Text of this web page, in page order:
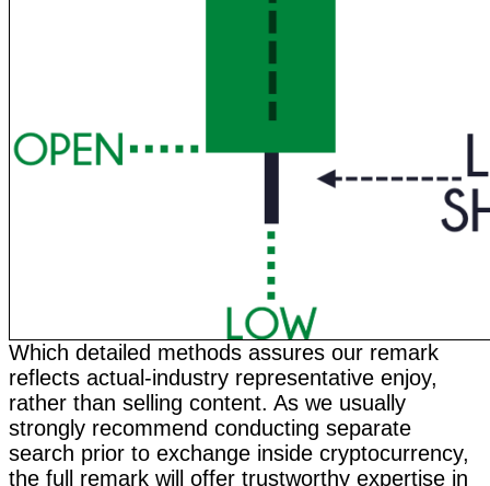
Which detailed methods assures our remark
reflects actual-industry representative enjoy,
rather than selling content. As we usually
strongly recommend conducting separate
search prior to exchange inside cryptocurrency,
the full remark will offer trustworthy expertise in